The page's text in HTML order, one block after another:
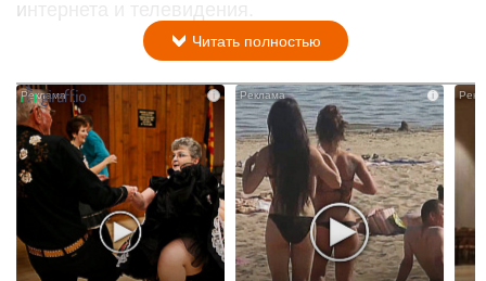
интернета и телевидения.
Читать полностью
i